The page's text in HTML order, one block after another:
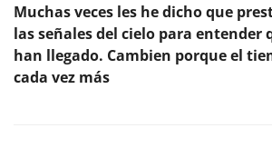
Muchas veces les he dicho que
las señales del cielo para entender
han llegado. Cambien porque el
cada vez más